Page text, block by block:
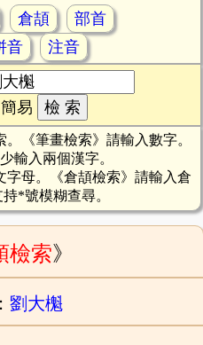
倉頡
部首
音
注音
簡易
。《筆畫檢索》請輸入數字。
輸入兩個漢字。
字母。《倉頡檢索》請輸入倉
*號模糊查尋。
檢索》
劉大櫆